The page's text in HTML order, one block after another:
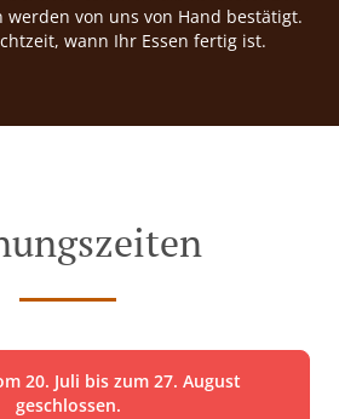
werden von uns von Hand bestätigt.
wann Ihr Essen fertig ist.
20. Juli bis zum 27. August
geschlossen.